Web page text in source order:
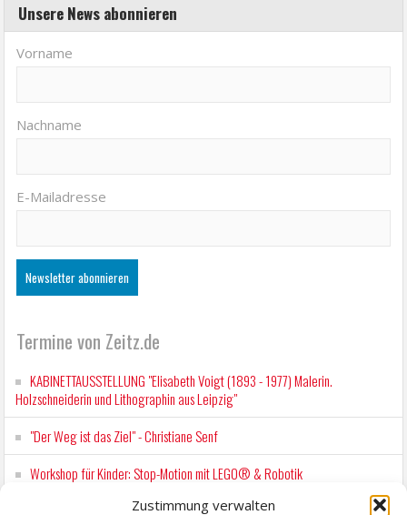
Zustimmung verwalten
Unsere News abonnieren
Vorname
Nachname
E-Mailadresse
Termine von Zeitz.de
KABINETTAUSSTELLUNG "Elisabeth Voigt (1893 - 1977) Malerin.
Holzschneiderin und Lithographin aus Leipzig"
"Der Weg ist das Ziel" - Christiane Senf
Workshop für Kinder: Stop-Motion mit LEGO® & Robotik